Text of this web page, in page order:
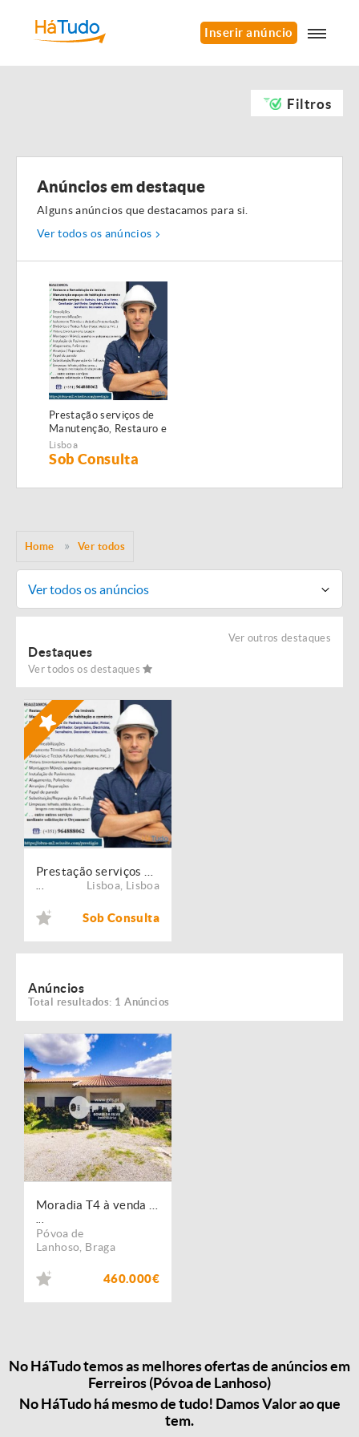
Inserir anúncio
Filtros
Anúncios em destaque
Alguns anúncios que destacamos para si.
Ver todos os anúncios
Prestação serviços de
Manutenção, Restauro e
Remodelação de
imóveis!
Lisboa
Sob Consulta
Home Ver todos
Ver todos os anúncios
Ver outros destaques
Destaques
Ver todos os destaques
Lisboa Lisboa
Sob Consulta
Anúncios
Total resultados: 1 Anúncios
Póvoa de
Lanhoso Braga
460.000€
No HáTudo temos as melhores ofertas de anúncios em
Ferreiros (Póvoa de Lanhoso)
No HáTudo há mesmo de tudo! Damos Valor ao que
tem.